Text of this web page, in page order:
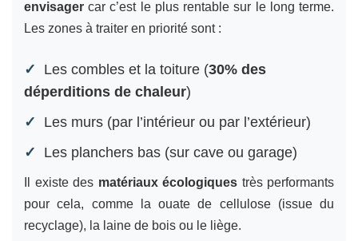
envisager car c’est le plus rentable sur le long terme.
Les zones à traiter en priorité sont :
Les combles et la toiture (30% des
déperditions de chaleur)
Les murs (par l’intérieur ou par l’extérieur)
Les planchers bas (sur cave ou garage)
Il existe des matériaux écologiques très performants
pour cela, comme la ouate de cellulose (issue du
recyclage), la laine de bois ou le liège.